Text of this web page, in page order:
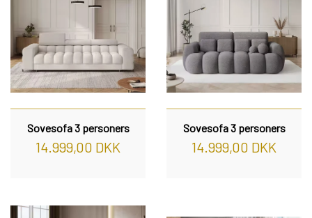
REOLSÆT
Sovesofa 3 personers
14.999,00 DKK
Sovesofa 3 personers
14.999,00 DKK